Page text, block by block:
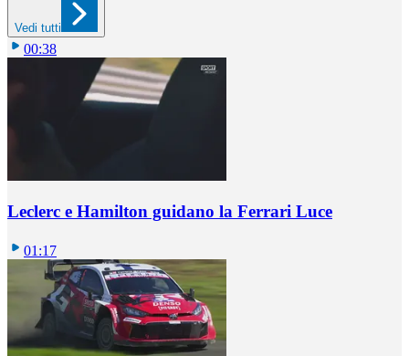
Vedi tutti
00:38
Leclerc e Hamilton guidano la Ferrari Luce
01:17